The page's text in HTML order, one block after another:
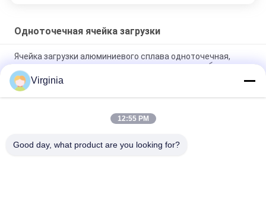
Одноточечная ячейка загрузки
Ячейка загрузки алюминиевого сплава одноточечная,
датчик тензометрического датчика для масштаба кухни
аналоговый выход ячейки загрузки масштаба кухни 2kg 3kg
5kg одноточечный доступное
Ячейка загрузки высокой точности одноточечная для
Virginia
12:55 PM
Good day, what product are you looking for?